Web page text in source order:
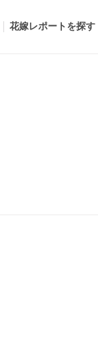
花嫁レポートを探す